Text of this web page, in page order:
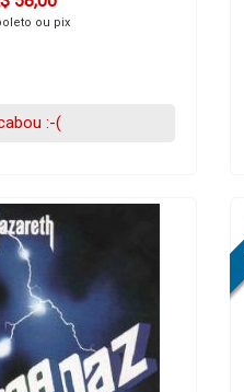
ou pix
:-(